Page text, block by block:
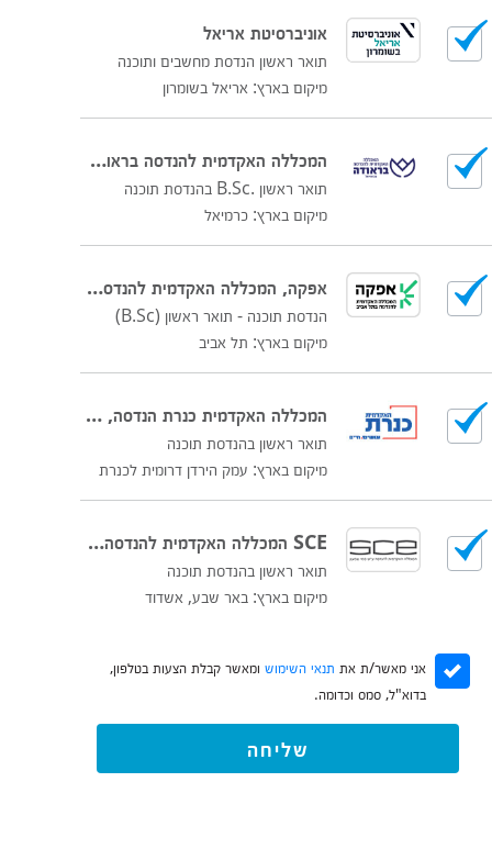
אוניברסיטת אריאל
תואר ראשון הנדסת מחשבים ותוכנה
מיקום בארץ: אריאל בשומרון
המכללה האקדמית להנדסה בראודה בכרמיאל
תואר ראשון .B.Sc בהנדסת תוכנה
מיקום בארץ: כרמיאל
אפקה, המכללה האקדמית להנדסה בתל אביב
הנדסת תוכנה - תואר ראשון (B.Sc)
מיקום בארץ: תל אביב
המכללה האקדמית כנרת הנדסה, חברה ורוח
תואר ראשון בהנדסת תוכנה
מיקום בארץ: עמק הירדן דרומית לכנרת
SCE המכללה האקדמית להנדסה ע"ש סמי שמעון
תואר ראשון בהנדסת תוכנה
מיקום בארץ: באר שבע, אשדוד
אני מאשר/ת את תנאי השימוש ומאשר קבלת הצעות בטלפון,
בדוא"ל, סמס וכדומה.
שליחה